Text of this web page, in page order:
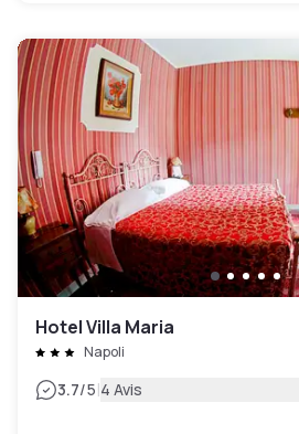
Hotel Villa Maria
Napoli
3.7/5|4 Avis